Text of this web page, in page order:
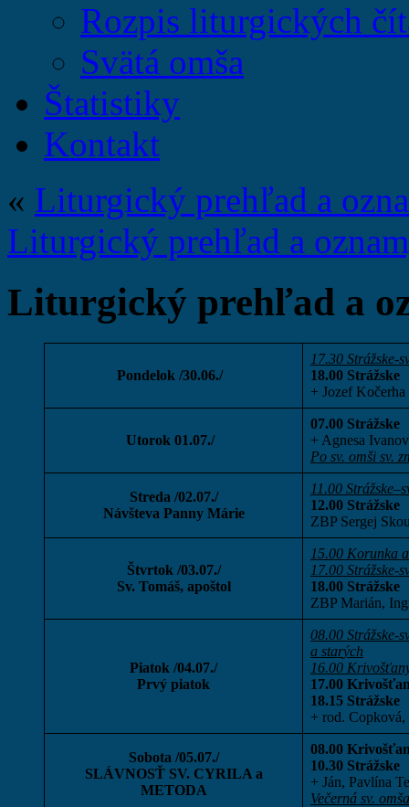
Rozpis liturgických
Svätá omša
Štatistiky
Kontakt
« Liturgický prehľad a
Liturgický prehľad a
Liturgický prehľad a
Pondelok /30.06./
17.30 Strážske-
18.00 Strážske
+ Jozef Kočerha
Utorok 01.07./
07.00 Strážske
+ Agnesa
Po sv. omši sv.
Streda /02.07./
Návšteva Panny Márie
11.00
12.00 Strážske
ZBP Sergej
Štvrtok /03.07./
Sv. Tomáš, apoštol
15.00 Korunka
17.00 Strážske-
18.00 Strážske
ZBP Marián,
Piatok /04.07./
Prvý piatok
08.00 Strážske-
a starých
16.00
17.00
18.15 Strážske
+ rod. Copková,
Sobota /05.07./
SLÁVNOSŤ SV. CYRILA a
METODA
08.00
10.30 Strážske
+ Ján, Pavlína
Večerná sv.